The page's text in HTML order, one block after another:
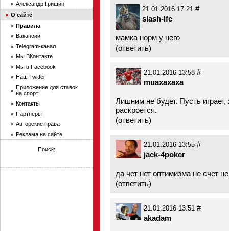
21.01.2016 17:21 #
slash-lfc
мамка норм у него
(ответить)
21.01.2016 13:58 #
muaxaxaxa
Лишним не будет. Пусть
раскроется.
(ответить)
21.01.2016 13:55 #
jack-4poker
да чет нет оптимизма не счет
(ответить)
21.01.2016 13:51 #
akadam
Александр Гришин
О сайте
Правила
Вакансии
Telegram-канал
Мы ВКонтакте
Мы в Facebook
Наш Twitter
Приложение для ставок
на спорт
Контакты
Партнеры
Авторские права
Реклама на сайте
Поиск: